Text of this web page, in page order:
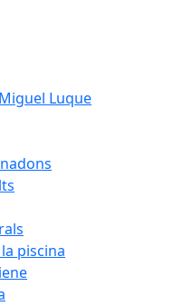
Luque
piscina